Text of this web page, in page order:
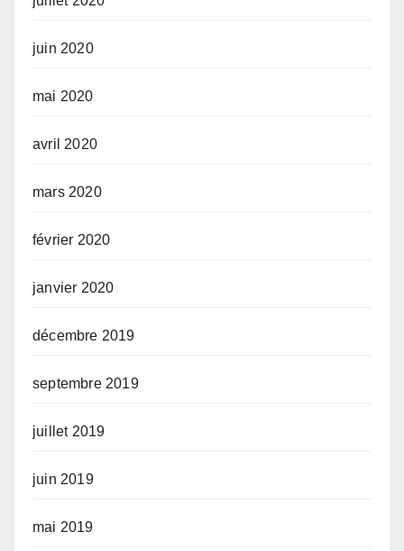
juin 2020
mai 2020
avril 2020
mars 2020
février 2020
janvier 2020
décembre 2019
septembre 2019
juillet 2019
juin 2019
mai 2019